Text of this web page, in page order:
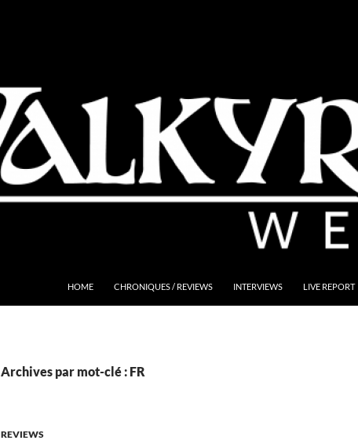
HOME CHRONIQUES / REVIEWS INTERVIEWS LIVE REPORT
Archives par mot-clé : FR
REVIEWS